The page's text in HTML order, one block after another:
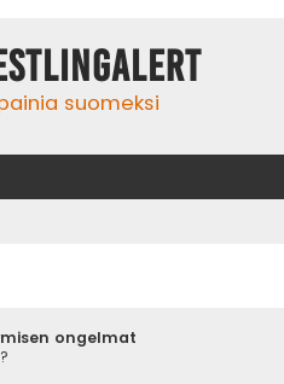
suomeksi
ongelmat